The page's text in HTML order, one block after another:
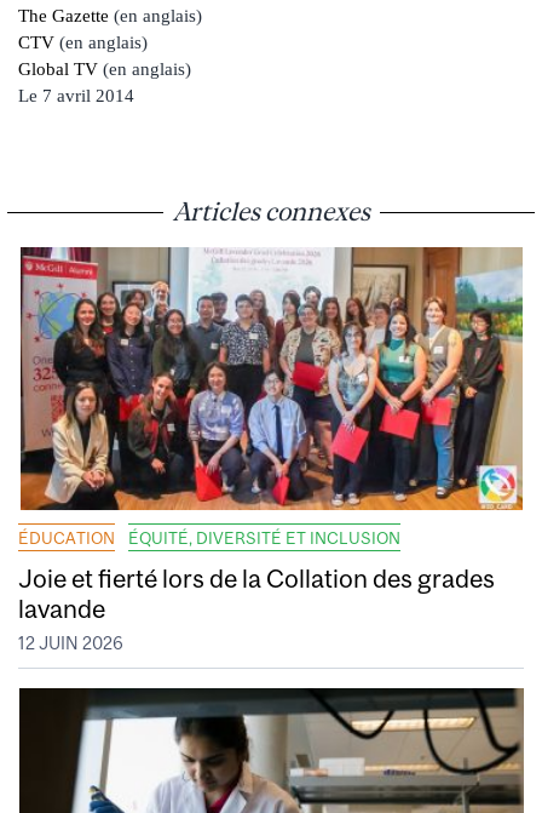
The Gazette (en anglais)
CTV (en anglais)
Global TV (en anglais)
Le 7 avril 2014
Articles connexes
ÉDUCATION ÉQUITÉ, DIVERSITÉ ET INCLUSION
Joie et fierté lors de la Collation des grades
lavande
12 JUIN 2026